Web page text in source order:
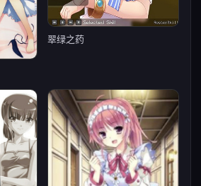
翠绿之药